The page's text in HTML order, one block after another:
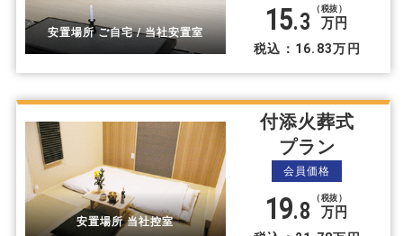
安置場所 ご自宅 / 当社安置室 15.3 （税抜）
万円
税込：16.83万円
安置場所 当社控室
付添火葬式
プラン
会員価格
19.8 （税抜）
万円